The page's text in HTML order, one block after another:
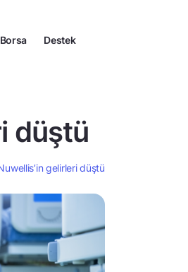
Destek
düştü
gelirleri düştü